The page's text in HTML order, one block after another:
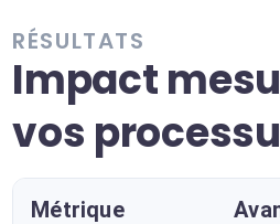
RÉSULTATS
Impact
vos
Métrique